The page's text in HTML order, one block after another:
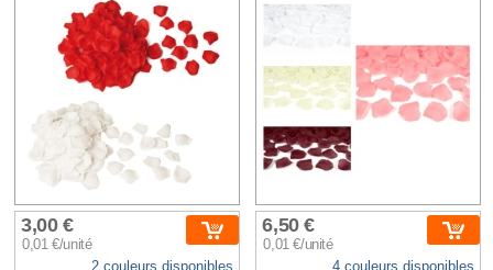
3,00 €
0,01 €/unité
2 couleurs disponibles
6,50 €
0,01 €/unité
4 couleurs disponibles